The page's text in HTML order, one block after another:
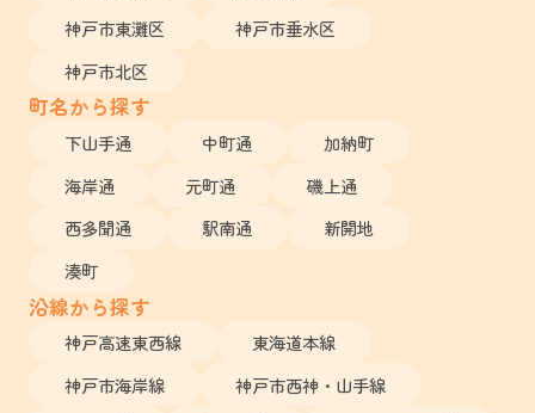
神戸市東灘区
神戸市垂水区
神戸市北区
町名から探す
下山手通 中町通
加納町
海岸通
元町通
磯上通
西多聞通
駅南通
新開地
湊町
沿線から探す
神戸高速東西線
東海道本線
神戸市海岸線
神戸市西神・山手線